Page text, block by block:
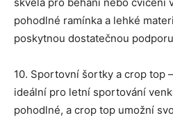
pohodlné ramínka a lehké
poskytnou dostatečnou
10. Sportovní šortky a crop top
ideální pro letní sportování
pohodlné, a crop top umožní